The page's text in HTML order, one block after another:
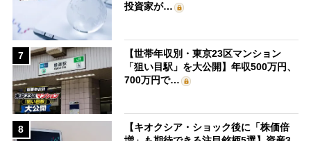
投資家が…
7
【世帯年収別・東京23区マンション
「狙い目駅」を大公開】年収500万円、
700万円で…
8
【キオクシア・ショック後に「株価倍